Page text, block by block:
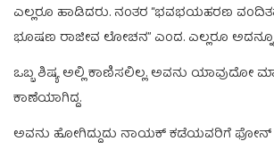
ಎಲ್ಲರೂ ಹಾಡಿದರು. ನಂತರ “ಭವಭಯಹರಣ
ಭೂಷಣ ರಾಜೀವ ಲೋಚನ” ಎಂದ. ಎಲ್ಲರೂ
ಒಬ್ಬ ಶಿಷ್ಯ ಅಲ್ಲಿ ಕಾಣಿಸಲಿಲ್ಲ. ಅವನು ಯಾವುದೋ
ಕಾಣೆಯಾಗಿದ್ದ.
ಅವನು ಹೋಗಿದ್ದುದು ನಾಯಕ್‌ ಕಡೆಯವರಿಗೆ ಫೋನ್‌